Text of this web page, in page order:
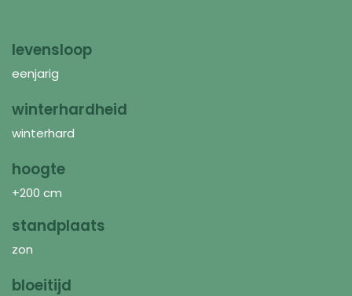
levensloop
eenjarig
winterhardheid
winterhard
hoogte
+200 cm
standplaats
zon
bloeitijd